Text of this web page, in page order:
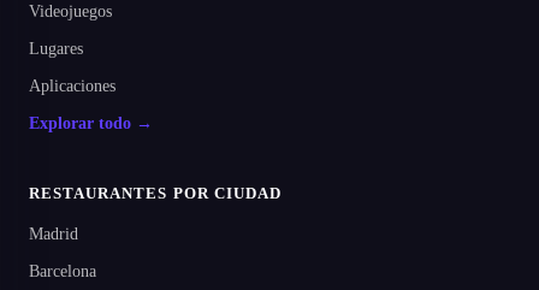
Videojuegos
Lugares
Aplicaciones
Explorar todo →
RESTAURANTES POR CIUDAD
Madrid
Barcelona